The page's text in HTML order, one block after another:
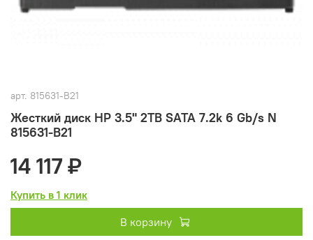
арт. 815631-B21
Жесткий диск HP 3.5" 2TB SATA 7.2k 6 Gb/s N
815631-B21
14 117 ₽
Купить в 1 клик
В корзину